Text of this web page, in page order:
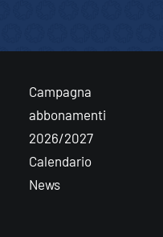
Campagna
abbonamenti
2026/2027
Calendario
News